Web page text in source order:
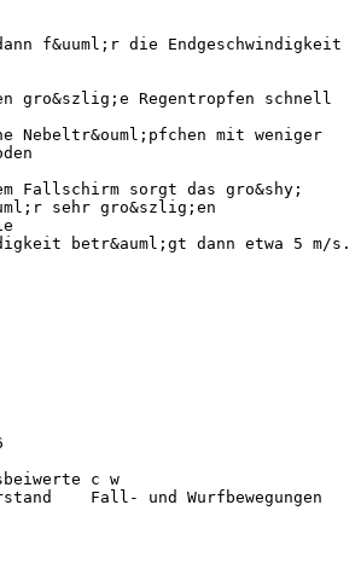
f&uuml;r die Endgeschwindigkeit
gro&szlig;e Regentropfen schnell
Nebeltr&ouml;pfchen mit weniger
Fallschirm sorgt das gro&shy;
sehr gro&szlig;en
betr&auml;gt dann etwa 5 m/s.
​c​ w​
Fall- und Wurfbewegungen